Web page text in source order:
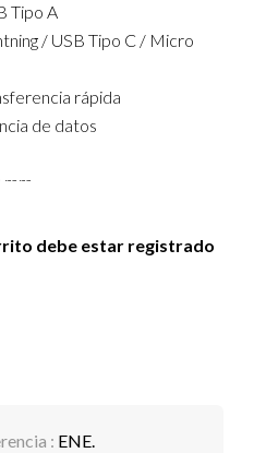
Tipo A
/ USB Tipo C / Micro
rápida
de datos
mm
computadoras
para simplificar
siempre listos.
debe estar registrado
: ENE.